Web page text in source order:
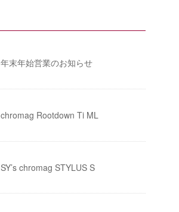
年末年始営業のお知らせ
chromag Rootdown Ti ML
SY’s chromag STYLUS S